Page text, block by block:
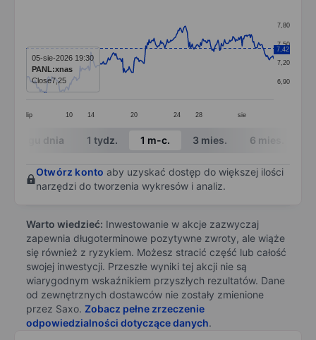
Line chart with 299 data points.
The chart has 1 X axis displaying categories.
The chart has 1 Y axis displaying values. Data ranges
lip 10 14 20 24 28 sie
6,90
7,20
7,50
7,80
7,42
05-sie-2026 19:30
PANL:xnas
Close7,25
End of interactive chart.
W ciągu dnia 1 tydz. 1 m-c. 3 mies. 6 mies.
Otwórz konto aby uzyskać dostęp do większej ilości
narzędzi do tworzenia wykresów i analiz.
Warto wiedzieć: Inwestowanie w akcje zazwyczaj
zapewnia długoterminowe pozytywne zwroty, ale wiąże
się również z ryzykiem. Możesz stracić część lub całość
swojej inwestycji. Przeszłe wyniki tej akcji nie są
wiarygodnym wskaźnikiem przyszłych rezultatów. Dane
od zewnętrznych dostawców nie zostały zmienione
przez Saxo. Zobacz pełne zrzeczenie
odpowiedzialności dotyczące danych.